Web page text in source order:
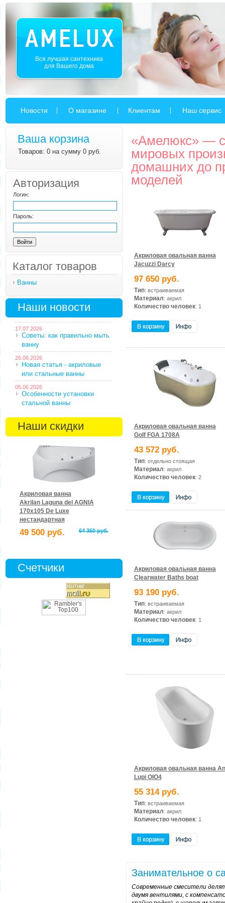
Вся лучшая сантехника
для Вашего дома
Новости О магазине Клиентам Наш сервис
Ваша корзина
Товаров: 0 на сумму 0 руб.
Авторизация
Логин:
Пароль:
Каталог товаров
Ванны
Наши новости
17.07.2026
Советы: как правильно мыть
ванну
26.06.2026
Новая статья - акриловые
или стальные ванны
05.06.2026
Особенности установки
стальной ванны
Наши скидки
Акриловая ванна
Akrilan Laguna del AGNIA
170x105 De Luxe
нестандартная
49 500 руб. 64 350 руб.
Счетчики
«Амелюкс» —
мировых
домашних до
моделей
Акриловая овальная ванна
Jacuzzi Darcy
97 650 руб.
Тип: встраиваемая
Материал: акрил
Количество человек: 1
Акриловая овальная ванна
Golf FGA 1708А
43 572 руб.
Тип: отдельно стоящая
Материал: акрил
Количество человек: 2
Акриловая овальная ванна
Clearwater Baths boat
93 190 руб.
Тип: встраиваемая
Материал: акрил
Количество человек: 1
Акриловая овальная ванна
Lupi OIO4
55 314 руб.
Тип: встраиваемая
Материал: акрил
Количество человек: 1
Занимательное о
Современные смесители
двумя вентилями, с